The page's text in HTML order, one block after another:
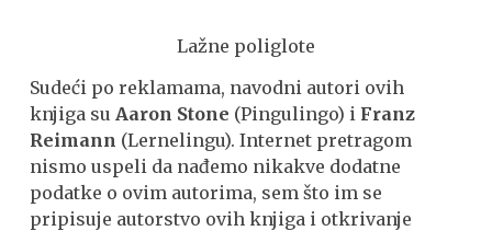
Lažne poliglote
Sudeći po reklamama, navodni autori ovih
knjiga suAaron Stone (Pingulingo) i Franz
Reimann (Lernelingu). Internet pretragom
nismo uspeli da nađemo nikakve dodatne
podatke o ovim autorima, sem što im se
pripisuje autorstvo ovih knjiga i otkrivanje